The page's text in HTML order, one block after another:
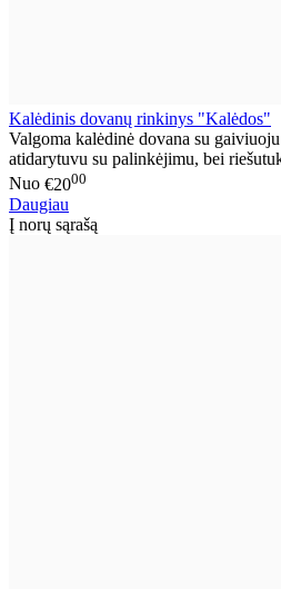
Kalėdinis dovanų rinkinys "Kalėdos"
Valgoma kalėdinė dovana su
atidarytuvu su palinkėjimu, bei
Nuo €2000
Daugiau
Į norų sąrašą